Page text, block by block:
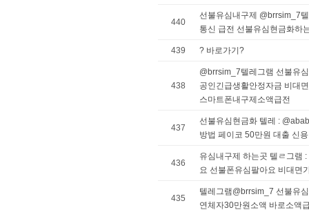
440
선불유심내구제 @brrsim_7
통신 급전 선불유심현금화하
439 ? 바로가기?
438
@brrsim_7텔레그램 선불유
공인긴급생활안정자금 비대
스마트폰내구제소액급전
437
선불유심현금화 텔레 :
방법 페이코 50만원 대출 신
436
유심내구제 하는곳 텔ㄹ그램
요 선불폰유심팔아요 비대면
435
텔레그램@brrsim_7 선불유
연체자30만원소액 바로소액